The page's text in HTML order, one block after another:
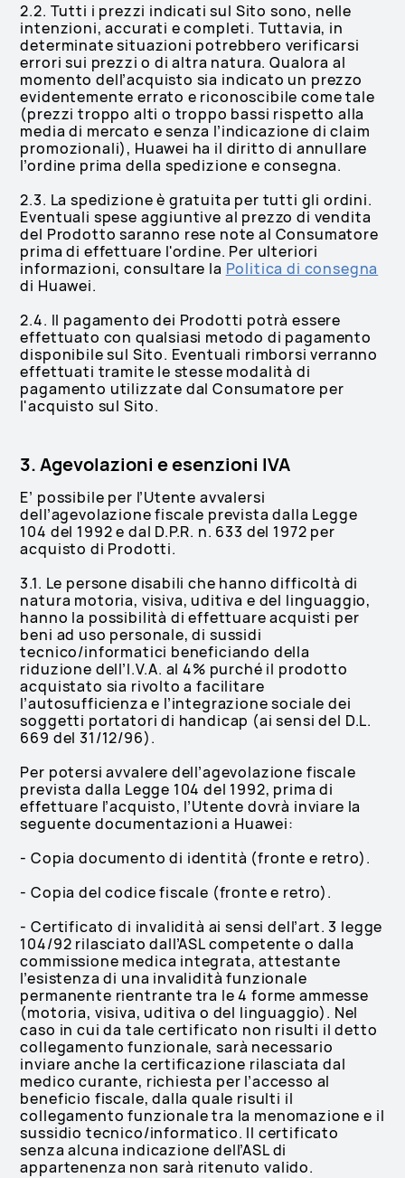
2.2. Tutti i prezzi indicati sul Sito sono, nelle
intenzioni, accurati e completi. Tuttavia, in
determinate situazioni potrebbero verificarsi
errori sui prezzi o di altra natura. Qualora al
momento dell’acquisto sia indicato un prezzo
evidentemente errato e riconoscibile come tale
(prezzi troppo alti o troppo bassi rispetto alla
media di mercato e senza l’indicazione di claim
promozionali), Huawei ha il diritto di annullare
l’ordine prima della spedizione e consegna.
2.3. La spedizione è gratuita per tutti gli ordini.
Eventuali spese aggiuntive al prezzo di vendita
del Prodotto saranno rese note al Consumatore
prima di effettuare l'ordine. Per ulteriori
informazioni, consultare la Politica di consegna
di Huawei.
2.4. Il pagamento dei Prodotti potrà essere
effettuato con qualsiasi metodo di pagamento
disponibile sul Sito. Eventuali rimborsi verranno
effettuati tramite le stesse modalità di
pagamento utilizzate dal Consumatore per
l'acquisto sul Sito.
3. Agevolazioni e esenzioni IVA
E’ possibile per l’Utente avvalersi
dell’agevolazione fiscale prevista dalla Legge
104 del 1992 e dal D.P.R. n. 633 del 1972 per
acquisto di Prodotti.
3.1. Le persone disabili che hanno difficoltà di
natura motoria, visiva, uditiva e del linguaggio,
hanno la possibilità di effettuare acquisti per
beni ad uso personale, di sussidi
tecnico/informatici beneficiando della
riduzione dell’I.V.A. al 4% purché il prodotto
acquistato sia rivolto a facilitare
l’autosufficienza e l’integrazione sociale dei
soggetti portatori di handicap (ai sensi del D.L.
669 del 31/12/96).
Per potersi avvalere dell’agevolazione fiscale
prevista dalla Legge 104 del 1992, prima di
effettuare l’acquisto, l’Utente dovrà inviare la
seguente documentazioni a Huawei:
- Copia documento di identità (fronte e retro).
- Copia del codice fiscale (fronte e retro).
- Certificato di invalidità ai sensi dell’art. 3 legge
104/92 rilasciato dall’ASL competente o dalla
commissione medica integrata, attestante
l’esistenza di una invalidità funzionale
permanente rientrante tra le 4 forme ammesse
(motoria, visiva, uditiva o del linguaggio). Nel
caso in cui da tale certificato non risulti il detto
collegamento funzionale, sarà necessario
inviare anche la certificazione rilasciata dal
medico curante, richiesta per l’accesso al
beneficio fiscale, dalla quale risulti il
collegamento funzionale tra la menomazione e il
sussidio tecnico/informatico. Il certificato
senza alcuna indicazione dell’ASL di
appartenenza non sarà ritenuto valido.